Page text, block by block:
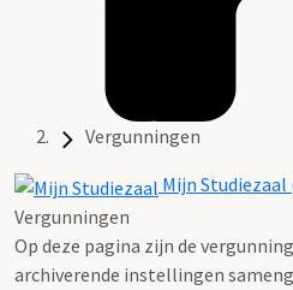
Vergunningen
Mijn
Vergunningen
Op deze pagina zijn de
archiverende instellingen